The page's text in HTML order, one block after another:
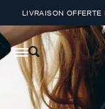
LIVRAISON